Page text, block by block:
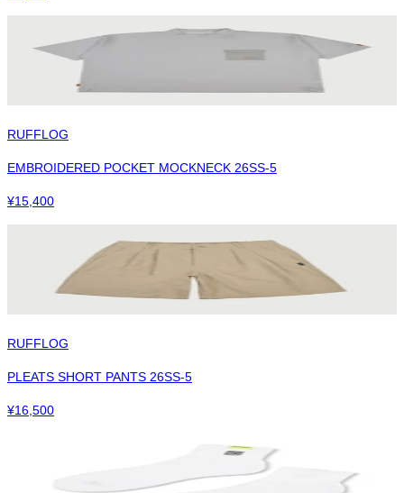
RUFFLOG
EMBROIDERED POCKET MOCKNECK 26SS-5
¥15,400
RUFFLOG
PLEATS SHORT PANTS 26SS-5
¥16,500